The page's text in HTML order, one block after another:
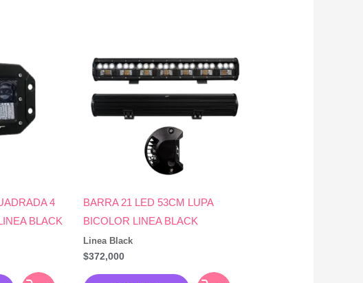
4
BLACK
Linea Black
BARRA 21 LED 53CM LUPA
BICOLOR LINEA BLACK
$372,000